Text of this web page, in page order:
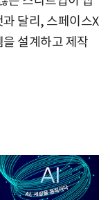
달리, 스페이스X
설계하고 제작